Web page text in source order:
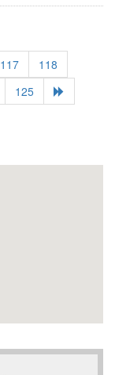
117
118
125